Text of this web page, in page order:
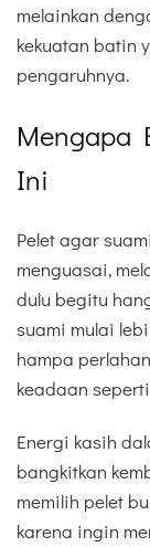
melainkan
kekuatan batin
pengaruhnya.
Mengapa
Ini
Pelet agar
menguasai,
dulu begitu
suami mulai
hampa
keadaan
Energi kasih
bangkitkan
memilih pelet
karena ingin